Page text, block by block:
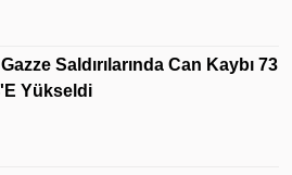
Saldırılarında Can Kaybı 73
Yükseldi